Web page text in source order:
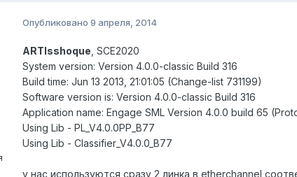
Опубликовано 9 апреля, 2014
ARTIsshoque , SCE2020
System version: Version 4.0.0-classic Build 316
Build time: Jun 13 2013, 21:01:05 (Change-list 731199)
Software version is: Version 4.0.0-classic Build 316
Application name: Engage SML Version 4.0.0 build 65
Using Lib - PL_V4.0.0PP_B77
Using Lib - Classifier_V4.0.0_B77
у нас используются сразу 2 линка в etherchannel